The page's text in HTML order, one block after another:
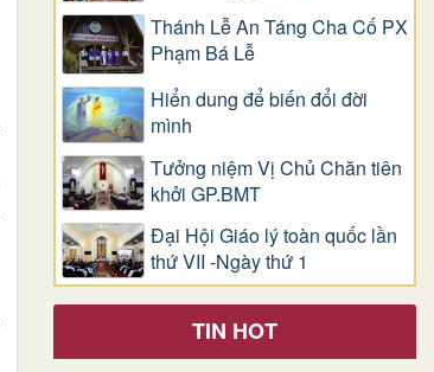
Thánh Lễ An Táng Cha Cố PX
Phạm Bá Lễ
Hiển dung để biến đổi đời
mình
Tưởng niệm Vị Chủ Chăn tiên
khởi GP.BMT
Đại Hội Giáo lý toàn quốc lần
thứ VII -Ngày thứ 1
TIN HOT